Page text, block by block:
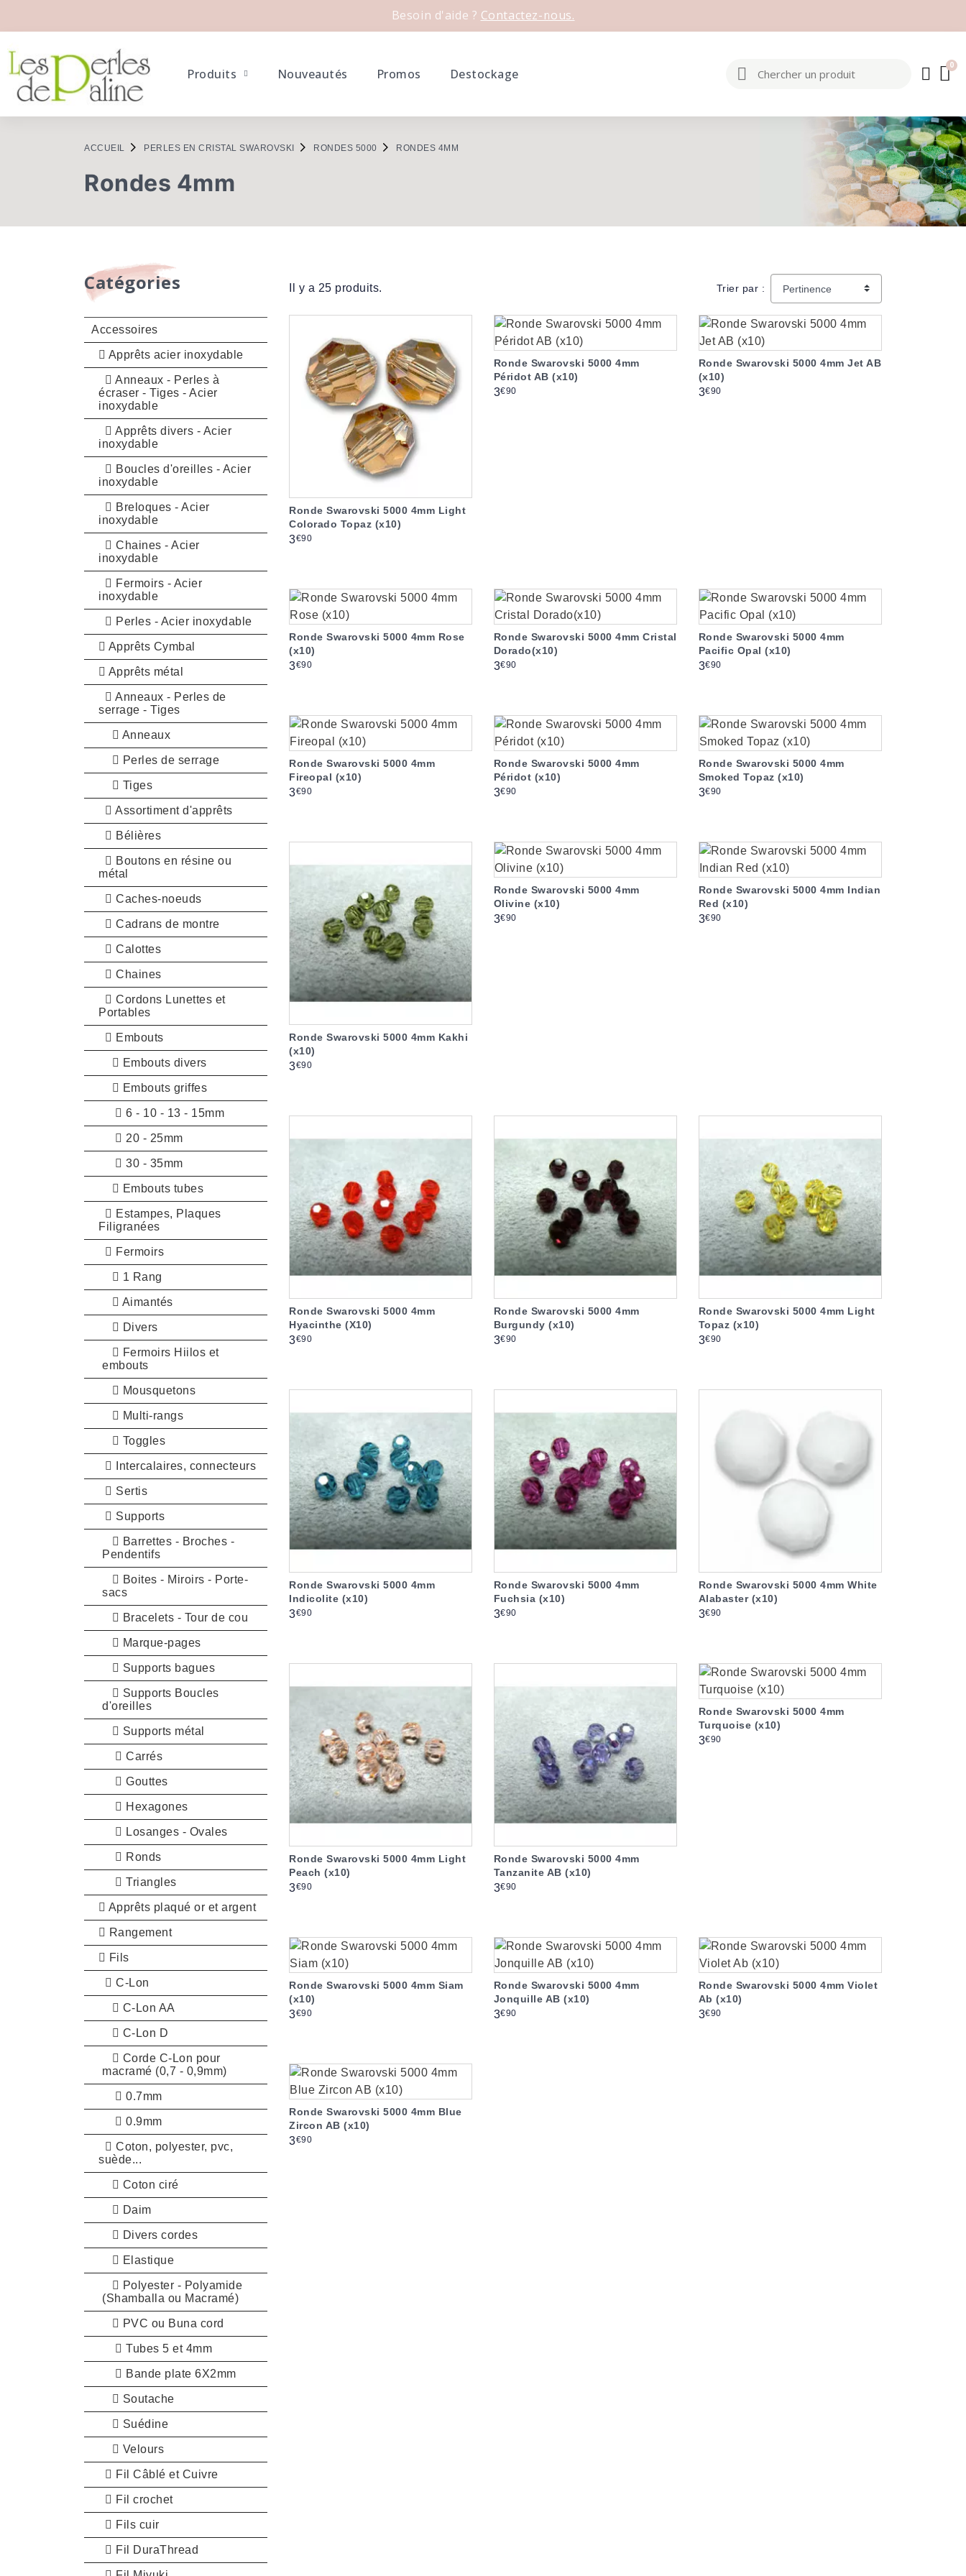
Besoin d'aide ? Contactez-nous.
Produits Nouveautés Promos Destockage
ACCUEIL PERLES EN CRISTAL SWAROVSKI RONDES 5000 RONDES 4MM
Rondes 4mm
Catégories
Accessoires
Apprêts acier inoxydable
Anneaux - Perles à
écraser - Tiges - Acier
inoxydable
Apprêts divers - Acier
inoxydable
Boucles d'oreilles - Acier
inoxydable
Breloques - Acier
inoxydable
Chaines - Acier
inoxydable
Fermoirs - Acier
inoxydable
Perles - Acier inoxydable
Apprêts Cymbal
Apprêts métal
Anneaux - Perles de
serrage - Tiges
Anneaux
Perles de serrage
Tiges
Assortiment d'apprêts
Bélières
Boutons en résine ou
métal
Caches-noeuds
Cadrans de montre
Calottes
Chaines
Cordons Lunettes et
Portables
Embouts
Embouts divers
Embouts griffes
6 - 10 - 13 - 15mm
20 - 25mm
30 - 35mm
Embouts tubes
Estampes, Plaques
Filigranées
Fermoirs
1 Rang
Aimantés
Divers
Fermoirs Hiilos et
embouts
Mousquetons
Multi-rangs
Toggles
Intercalaires, connecteurs
Sertis
Supports
Barrettes - Broches -
Pendentifs
Boites - Miroirs - Porte-
sacs
Bracelets - Tour de cou
Marque-pages
Supports bagues
Supports Boucles
d'oreilles
Supports métal
Carrés
Gouttes
Hexagones
Losanges - Ovales
Ronds
Triangles
Apprêts plaqué or et argent
Rangement
Fils
C-Lon
C-Lon AA
C-Lon D
Corde C-Lon pour
macramé (0,7 - 0,9mm)
0.7mm
0.9mm
Coton, polyester, pvc,
suède...
Coton ciré
Daim
Divers cordes
Elastique
Polyester - Polyamide
(Shamballa ou Macramé)
PVC ou Buna cord
Tubes 5 et 4mm
Bande plate 6X2mm
Soutache
Suédine
Velours
Fil Câblé et Cuivre
Fil crochet
Fils cuir
Fil DuraThread
Il y a 25 produits. Trier par :
Ronde Swarovski 5000 4mm Light
Colorado Topaz (x10)
Prix
3€90
Ronde Swarovski 5000 4mm
Péridot AB (x10)
Prix
3€90
Ronde Swarovski 5000 4mm Jet AB
(x10)
Prix
3€90
Ronde Swarovski 5000 4mm Rose
(x10)
Prix
3€90
Ronde Swarovski 5000 4mm Cristal
Dorado(x10)
Prix
3€90
Ronde Swarovski 5000 4mm
Pacific Opal (x10)
Prix
3€90
Ronde Swarovski 5000 4mm
Fireopal (x10)
Prix
3€90
Ronde Swarovski 5000 4mm
Péridot (x10)
Prix
3€90
Ronde Swarovski 5000 4mm
Smoked Topaz (x10)
Prix
3€90
Ronde Swarovski 5000 4mm Kakhi
(x10)
Prix
3€90
Ronde Swarovski 5000 4mm
Olivine (x10)
Prix
3€90
Ronde Swarovski 5000 4mm Indian
Red (x10)
Prix
3€90
Ronde Swarovski 5000 4mm
Hyacinthe (X10)
Prix
3€90
Ronde Swarovski 5000 4mm
Burgundy (x10)
Prix
3€90
Ronde Swarovski 5000 4mm Light
Topaz (x10)
Prix
3€90
Ronde Swarovski 5000 4mm
Indicolite (x10)
Prix
3€90
Ronde Swarovski 5000 4mm
Fuchsia (x10)
Prix
3€90
Ronde Swarovski 5000 4mm White
Alabaster (x10)
Prix
3€90
Ronde Swarovski 5000 4mm Light
Peach (x10)
Prix
3€90
Ronde Swarovski 5000 4mm
Tanzanite AB (x10)
Prix
3€90
Ronde Swarovski 5000 4mm
Turquoise (x10)
Prix
3€90
Ronde Swarovski 5000 4mm Siam
(x10)
Prix
3€90
Ronde Swarovski 5000 4mm
Jonquille AB (x10)
Prix
3€90
Ronde Swarovski 5000 4mm Violet
Ab (x10)
Prix
3€90
Ronde Swarovski 5000 4mm Blue
Zircon AB (x10)
Prix
3€90